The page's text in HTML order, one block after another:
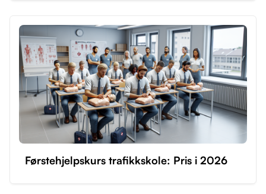
Førstehjelpskurs trafikkskole: Pris i 2026